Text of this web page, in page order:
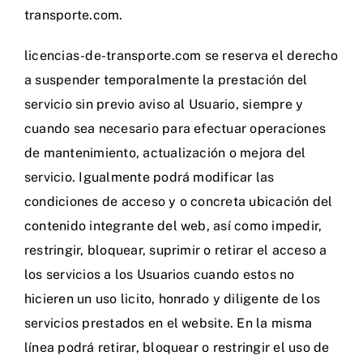
transporte.com.
licencias-de-transporte.com se reserva el derecho
a suspender temporalmente la prestación del
servicio sin previo aviso al Usuario, siempre y
cuando sea necesario para efectuar operaciones
de mantenimiento, actualización o mejora del
servicio. Igualmente podrá modificar las
condiciones de acceso y o concreta ubicación del
contenido integrante del web, así como impedir,
restringir, bloquear, suprimir o retirar el acceso a
los servicios a los Usuarios cuando estos no
hicieren un uso licito, honrado y diligente de los
servicios prestados en el website. En la misma
línea podrá retirar, bloquear o restringir el uso de